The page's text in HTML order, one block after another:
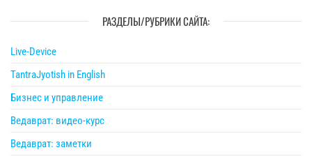
РАЗДЕЛЫ/РУБРИКИ САЙТА:
Live-Device
TantraJyotish in English
Бизнес и управление
Ведаврат: видео-курс
Ведаврат: заметки